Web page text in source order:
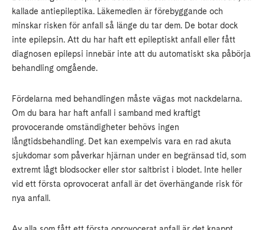
kallade antiepileptika. Läkemedlen är förebyggande och
minskar risken för anfall så länge du tar dem. De botar dock
inte epilepsin. Att du har haft ett epileptiskt anfall eller fått
diagnosen epilepsi innebär inte att du automatiskt ska påbörja
behandling omgående.
Fördelarna med behandlingen måste vägas mot nackdelarna.
Om du bara har haft anfall i samband med kraftigt
provocerande omständigheter behövs ingen
långtidsbehandling. Det kan exempelvis vara en rad akuta
sjukdomar som påverkar hjärnan under en begränsad tid, som
extremt lågt blodsocker eller stor saltbrist i blodet. Inte heller
vid ett första oprovocerat anfall är det överhängande risk för
nya anfall.